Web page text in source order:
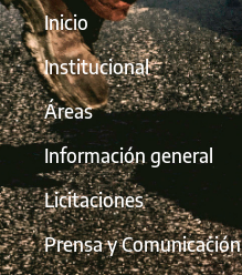
Inicio
Institucional
Áreas
Información general
Licitaciones
Prensa y Comunicación